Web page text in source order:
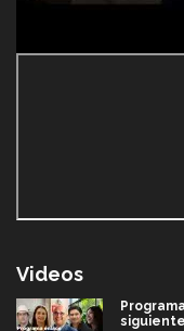
Videos